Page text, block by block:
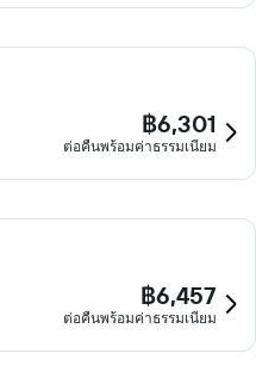
฿6,301
ต่อคืนพร้อมค่าธรรมเนียม
฿6,457
ต่อคืนพร้อมค่าธรรมเนียม